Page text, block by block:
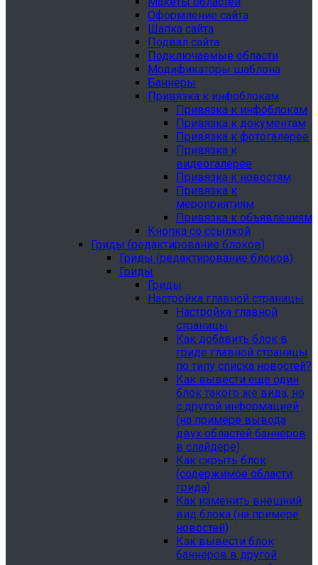
Оформление сайта
Шапка сайта
Подвал сайта
Подключаемые области
Модификаторы шаблона
Баннеры
Привязка к инфоблокам
Привязка к инфоблокам
Привязка к документам
Привязка к фотогалерее
Привязка к
видеогалерее
Привязка к новостям
Привязка к
мероприятиям
Привязка к объявлениям
Кнопка со ссылкой
Гриды (редактирование блоков)
Гриды (редактирование блоков)
Гриды
Гриды
Настройка главной страницы
Настройка главной
страницы
Как добавить блок в
гриде главной страницы
по типу списка новостей?
Как вывести еще один
блок такого же вида, но
с другой информацией
(на примере вывода
двух областей баннеров
в слайдере)
Как скрыть блок
(содержимое области
грида)
Как изменить внешний
вид блока (на примере
новостей)
Как вывести блок
баннеров в другой